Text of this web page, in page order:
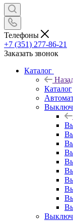
Телефоны
+7 (351) 277-86-21
Заказать звонок
Каталог
Каталог